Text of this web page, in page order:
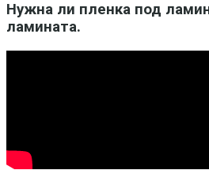
Нужна ли пленка под
ламината.